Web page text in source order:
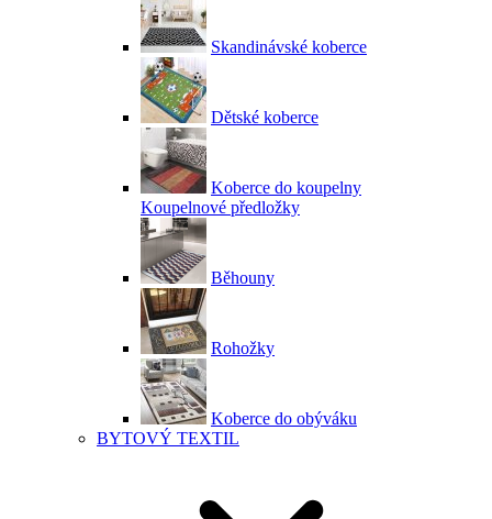
Skandinávské koberce
Dětské koberce
Koberce do koupelny
Koupelnové předložky
Běhouny
Rohožky
Koberce do obýváku
BYTOVÝ TEXTIL